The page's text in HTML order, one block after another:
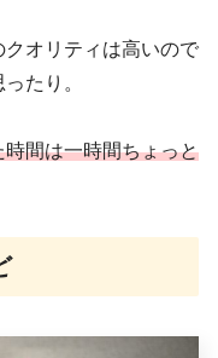
オリティは高いので
たり。
間は一時間ちょっと